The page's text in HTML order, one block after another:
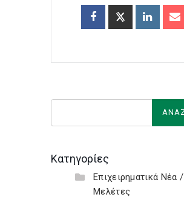
Κατηγορίες
Επιχειρηματικά Νέα /
Μελέτες